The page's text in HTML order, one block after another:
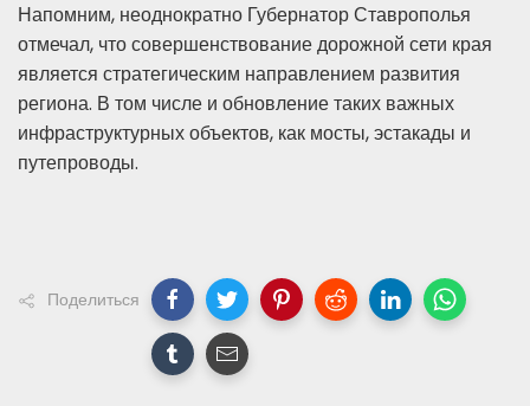
Напомним, неоднократно Губернатор Ставрополья
отмечал, что совершенствование дорожной сети края
является стратегическим направлением развития
региона. В том числе и обновление таких важных
инфраструктурных объектов, как мосты, эстакады и
путепроводы.
Поделиться